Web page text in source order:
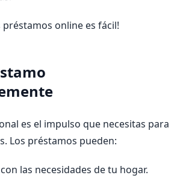
préstamos online es fácil!
es el impulso que necesitas para
Los préstamos pueden:
las necesidades de tu hogar.